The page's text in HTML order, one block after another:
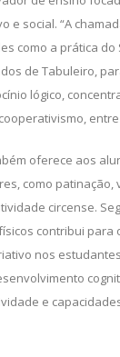
e social. “A
como a prática do
de Tabuleiro,
lógico,
oferece aos
como patinação,
circense.
contribui para
nos
e